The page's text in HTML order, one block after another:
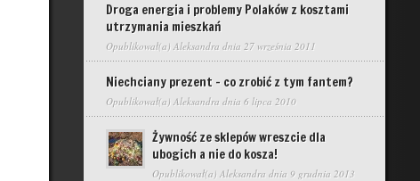
Droga energia i problemy Polaków z kosztami
utrzymania mieszkań
Opublikował(a) Aleksandra dnia 27 września 2011
Niechciany prezent – co zrobić z tym fantem?
Opublikował(a) Aleksandra dnia 6 lipca 2010
Żywność ze sklepów wreszcie dla
ubogich a nie do kosza!
Opublikował(a) Aleksandra dnia 9 grudnia 2013